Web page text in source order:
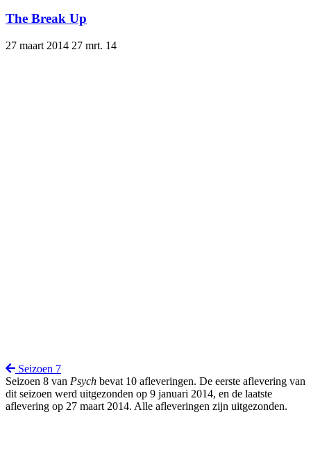
The Break Up
27 maart 2014 27 mrt. 14
Seizoen 7
Seizoen 8 van Psych bevat 10 afleveringen. De eerste aflevering van
dit seizoen werd uitgezonden op 9 januari 2014, en de laatste
aflevering op 27 maart 2014. Alle afleveringen zijn uitgezonden.